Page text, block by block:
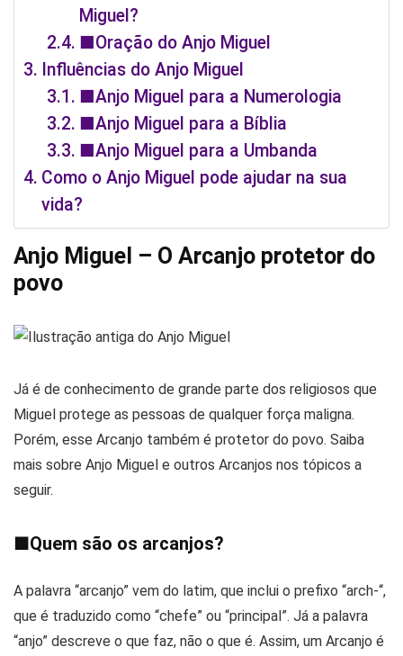
Miguel?
■Oração do Anjo Miguel
Influências do Anjo Miguel
■Anjo Miguel para a Numerologia
■Anjo Miguel para a Bíblia
■Anjo Miguel para a Umbanda
Como o Anjo Miguel pode ajudar na sua
vida?
Anjo Miguel – O Arcanjo protetor do
povo
Já é de conhecimento de grande parte dos religiosos que
Miguel protege as pessoas de qualquer força maligna.
Porém, esse Arcanjo também é protetor do povo. Saiba
mais sobre Anjo Miguel e outros Arcanjos nos tópicos a
seguir.
■Quem são os arcanjos?
A palavra “arcanjo” vem do latim, que inclui o prefixo “arch-“,
que é traduzido como “chefe” ou “principal”. Já a palavra
“anjo” descreve o que faz, não o que é. Assim, um Arcanjo é